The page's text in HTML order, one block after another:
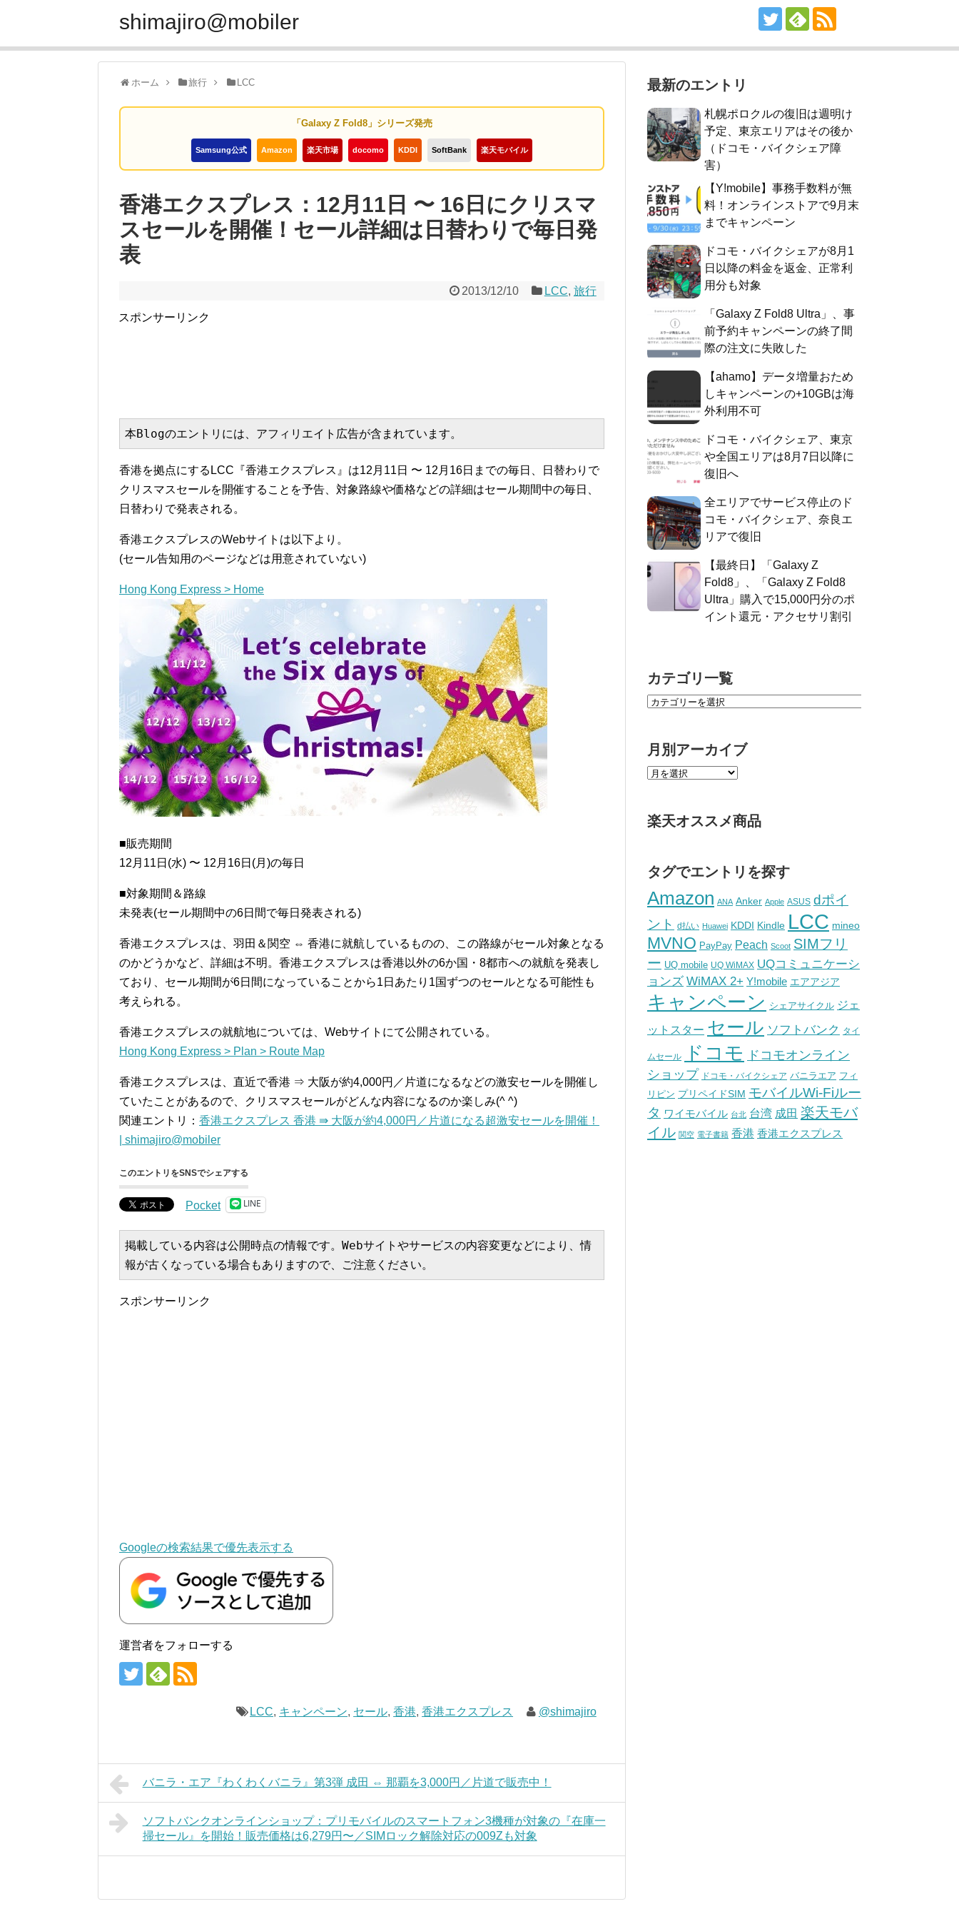
shimajiro@mobiler
ホーム 旅行 LCC
「Galaxy Z Fold8」シリーズ発売
Samsung公式 Amazon 楽天市場 docomo KDDI SoftBank 楽天モバイル
香港エクスプレス：12月11日 〜 16日にクリスマ
スセールを開催！セール詳細は日替わりで毎日発
表
2013/12/10 LCC, 旅行
スポンサーリンク
本Blogのエントリには、アフィリエイト広告が含まれています。
香港を拠点にするLCC『香港エクスプレス』は12月11日 〜 12月16日までの毎日、日替わりで
クリスマスセールを開催することを予告、対象路線や価格などの詳細はセール期間中の毎日、
日替わりで発表される。
香港エクスプレスのWebサイトは以下より。
(セール告知用のページなどは用意されていない)
Hong Kong Express > Home
■販売期間
12月11日(水) 〜 12月16日(月)の毎日
■対象期間＆路線
未発表(セール期間中の6日間で毎日発表される)
香港エクスプレスは、羽田＆関空 ⇔ 香港に就航しているものの、この路線がセール対象となる
のかどうかなど、詳細は不明。香港エクスプレスは香港以外の6か国・8都市への就航を発表し
ており、セール期間が6日間になっていることから1日あたり1国ずつのセールとなる可能性も
考えられる。
香港エクスプレスの就航地については、Webサイトにて公開されている。
Hong Kong Express > Plan > Route Map
香港エクスプレスは、直近で香港 ⇒ 大阪が約4,000円／片道になるなどの激安セールを開催し
ていたことがあるので、クリスマスセールがどんな内容になるのか楽しみ(^ ^)
関連エントリ： 香港エクスプレス 香港 ⇛ 大阪が約4,000円／片道になる超激安セールを開催！
| shimajiro@mobiler
このエントリをSNSでシェアする
Pocket LINE
掲載している内容は公開時点の情報です。Webサイトやサービスの内容変更などにより、情
報が古くなっている場合もありますので、ご注意ください。
スポンサーリンク
Googleの検索結果で優先表示する
運営者をフォローする
LCC, キャンペーン, セール,香港,香港エクスプレス @shimajiro
バニラ・エア『わくわくバニラ』第3弾 成田 ⇔ 那覇を3,000円／片道で販売中！
ソフトバンクオンラインショップ：プリモバイルのスマートフォン3機種が対象の『在庫一
掃セール』を開始！販売価格は6,279円〜／SIMロック解除対応の009Zも対象
最新のエントリ
札幌ポロクルの復旧は週明け
予定、東京エリアはその後か
（ドコモ・バイクシェア障
害）
【Y!mobile】事務手数料が無
料！オンラインストアで9月末
までキャンペーン
ドコモ・バイクシェアが8月1
日以降の料金を返金、正常利
用分も対象
「Galaxy Z Fold8 Ultra」、事
前予約キャンペーンの終了間
際の注文に失敗した
【ahamo】データ増量おため
しキャンペーンの+10GBは海
外利用不可
ドコモ・バイクシェア、東京
や全国エリアは8月7日以降に
復旧へ
全エリアでサービス停止のド
コモ・バイクシェア、奈良エ
リアで復旧
【最終日】「Galaxy Z
Fold8」、「Galaxy Z Fold8
Ultra」購入で15,000円分のポ
イント還元・アクセサリ割引
カテゴリ一覧
月別アーカイブ
楽天オススメ商品
タグでエントリを探す
Amazon ANA Anker Apple ASUS dポイ
ント
d払い Huawei KDDI Kindle LCC mineo
MVNO PayPay Peach Scoot SIMフリ
ー UQ mobile UQ WiMAX UQコミュニケーシ
ョンズ WiMAX 2+ Y!mobile エアアジア
キャンペーン シェアサイクル ジェ
ットスター セール ソフトバンク タイ
ムセール ドコモ
ドコモオンライン
ショップ ドコモ・バイクシェア バニラエア フィ
リピン プリペイドSIM モバイルWi-Fiルー
タ ワイモバイル 台北 台湾 成田 楽天モバ
イル 関空 電子書籍 香港 香港エクスプレス